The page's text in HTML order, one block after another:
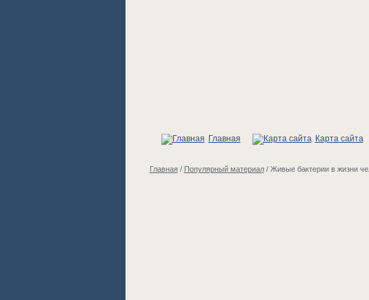
Главная Карта сайта
Главная/ Популярный материал/ Живые бактерии в жизни